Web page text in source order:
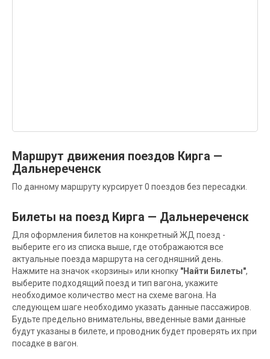
Маршрут движения поездов Кирга —
Дальнереченск
По данному маршруту курсирует 0 поездов без пересадки.
Билеты на поезд Кирга — Дальнереченск
Для оформления билетов на конкретный ЖД поезд -
выберите его из списка выше, где отображаются все
актуальные поезда маршрута на сегодняшний день.
Нажмите на значок «корзины» или кнопку "Найти Билеты",
выберите подходящий поезд и тип вагона, укажите
необходимое количество мест на схеме вагона. На
следующем шаге необходимо указать данные пассажиров.
Будьте предельно внимательны, введенные вами данные
будут указаны в билете, и проводник будет проверять их при
посадке в вагон.